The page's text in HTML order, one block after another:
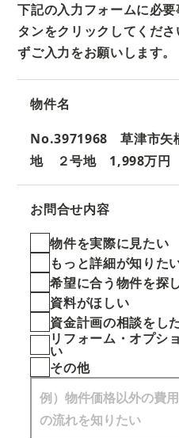
下記の入力フォームに必
タンをクリックしてくださ
ずご入力をお願いします。
物件名
No.3971968 草津市矢
地 ２号地 1,998万円
お問合せ内容
物件を実際に見たい
もっと詳細が知りた
希望に合う物件を探
資料がほしい
資金計画の相談をし
リフォーム・オプシ
い
その他